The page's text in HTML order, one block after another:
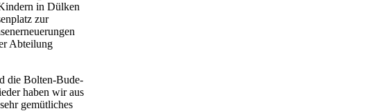
in Dülken
zur
Abteilung
die Bolten-Bude-
haben wir aus
gemütliches